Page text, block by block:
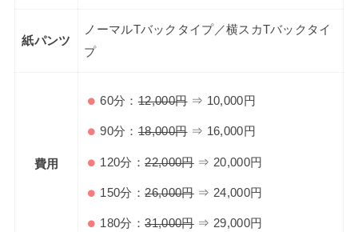
紙パンツ
ノーマルTバックタイプ／横スカTバックタイ
プ
費用
60分：12,000円⇒ 10,000円
90分：18,000円⇒ 16,000円
120分：22,000円⇒ 20,000円
150分：26,000円⇒ 24,000円
180分：31,000円⇒ 29,000円